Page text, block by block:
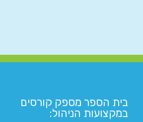
בית הספר מספק קורסים
במקצועות הניהול: